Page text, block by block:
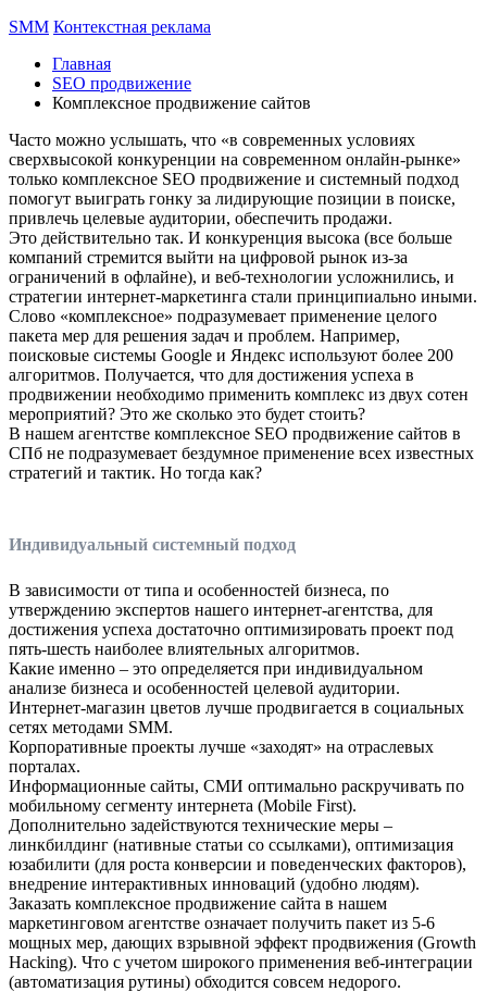
SMM Контекстная реклама
Главная
SEO продвижение
Комплексное продвижение сайтов
Часто можно услышать, что «в современных условиях
сверхвысокой конкуренции на современном онлайн-рынке»
только комплексное SEO продвижение и системный подход
помогут выиграть гонку за лидирующие позиции в поиске,
привлечь целевые аудитории, обеспечить продажи.
Это действительно так. И конкуренция высока (все больше
компаний стремится выйти на цифровой рынок из-за
ограничений в офлайне), и веб-технологии усложнились, и
стратегии интернет-маркетинга стали принципиально иными.
Слово «комплексное» подразумевает применение целого
пакета мер для решения задач и проблем. Например,
поисковые системы Google и Яндекс используют более 200
алгоритмов. Получается, что для достижения успеха в
продвижении необходимо применить комплекс из двух сотен
мероприятий? Это же сколько это будет стоить?
В нашем агентстве комплексное SEO продвижение сайтов в
СПб не подразумевает бездумное применение всех известных
стратегий и тактик. Но тогда как?
Индивидуальный системный подход
В зависимости от типа и особенностей бизнеса, по
утверждению экспертов нашего интернет-агентства, для
достижения успеха достаточно оптимизировать проект под
пять-шесть наиболее влиятельных алгоритмов.
Какие именно – это определяется при индивидуальном
анализе бизнеса и особенностей целевой аудитории.
Интернет-магазин цветов лучше продвигается в социальных
сетях методами SMM.
Корпоративные проекты лучше «заходят» на отраслевых
порталах.
Информационные сайты, СМИ оптимально раскручивать по
мобильному сегменту интернета (Mobile First).
Дополнительно задействуются технические меры –
линкбилдинг (нативные статьи со ссылками), оптимизация
юзабилити (для роста конверсии и поведенческих факторов),
внедрение интерактивных инноваций (удобно людям).
Заказать комплексное продвижение сайта в нашем
маркетинговом агентстве означает получить пакет из 5-6
мощных мер, дающих взрывной эффект продвижения (Growth
Hacking). Что с учетом широкого применения веб-интеграции
(автоматизация рутины) обходится совсем недорого.